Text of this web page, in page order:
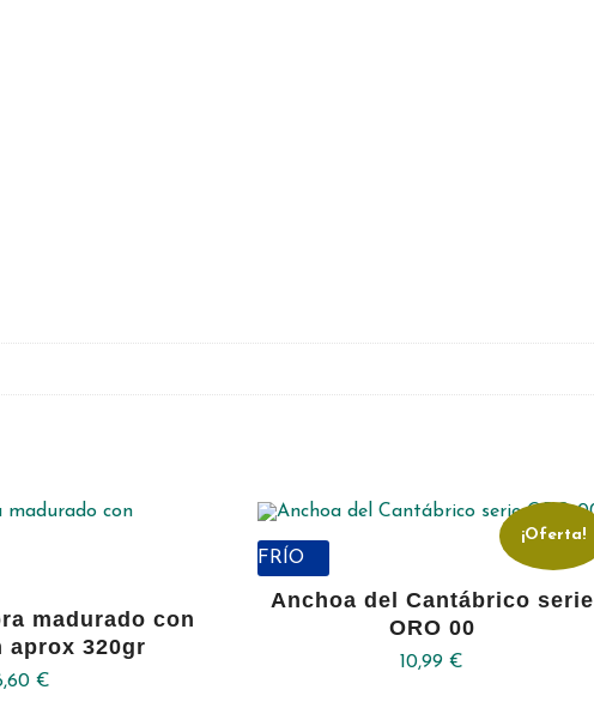
madurado con
aprox 320gr
€
¡Oferta!
FRÍO
Anchoa del Cantábrico serie
ORO 00
10,99€